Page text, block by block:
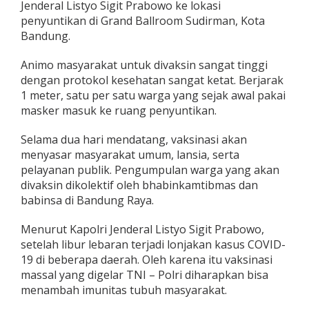
Jenderal Listyo Sigit Prabowo ke lokasi
penyuntikan di Grand Ballroom Sudirman, Kota
Bandung.
Animo masyarakat untuk divaksin sangat tinggi
dengan protokol kesehatan sangat ketat. Berjarak
1 meter, satu per satu warga yang sejak awal pakai
masker masuk ke ruang penyuntikan.
Selama dua hari mendatang, vaksinasi akan
menyasar masyarakat umum, lansia, serta
pelayanan publik. Pengumpulan warga yang akan
divaksin dikolektif oleh bhabinkamtibmas dan
babinsa di Bandung Raya.
Menurut Kapolri Jenderal Listyo Sigit Prabowo,
setelah libur lebaran terjadi lonjakan kasus COVID-
19 di beberapa daerah. Oleh karena itu vaksinasi
massal yang digelar TNI – Polri diharapkan bisa
menambah imunitas tubuh masyarakat.